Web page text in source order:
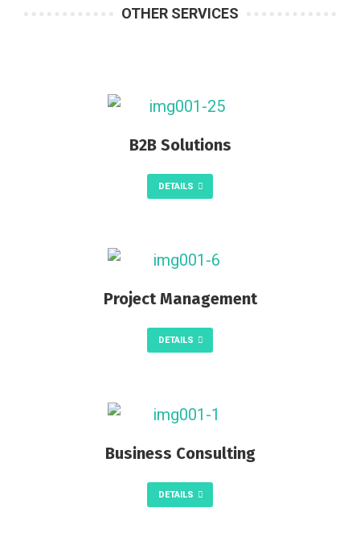
OTHER SERVICES
B2B Solutions
DETAILS
Project Management
DETAILS
Business Consulting
DETAILS